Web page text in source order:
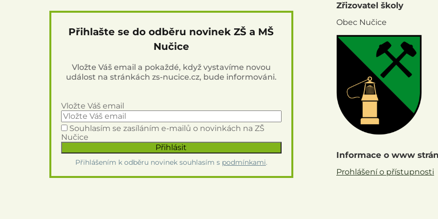
Přihlašte se do odběru novinek ZŠ a MŠ
Nučice
Vložte Váš email a pokaždé, když vystavíme novou
událost na stránkách zs-nucice.cz, bude informováni.
Vložte Váš email
Souhlasím se zasíláním e-mailů o novinkách na ZŠ
Nučice
Přihlášením k odběru novinek souhlasím s podmínkami.
Zřizovatel školy
Obec Nučice
Informace o www
Prohlášení o přístupnosti